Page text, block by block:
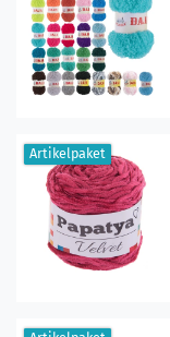
Artikelpaket